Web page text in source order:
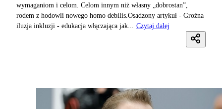
wymaganiom i celom. Celom innym niż własny „dobrostan”,
rodem z hodowli nowego homo debilis.Osadzony artykuł - Groźna
iluzja inkluzji - edukacja włączająca jak...
Czytaj dalej